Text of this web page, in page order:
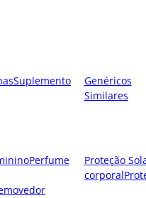
Suplemento
Genéricos
Similares
Perfume Proteção
corporal